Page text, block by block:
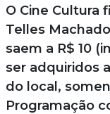
O Cine Cultura
Telles
saem a R$ 10
ser adquiridos
do local,
Programação